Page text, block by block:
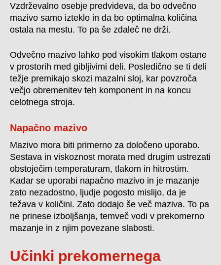
Vzdrževalno osebje predvideva, da bo odvečno
mazivo samo izteklo in da bo optimalna količina
ostala na mestu. To pa še zdaleč ne drži.
Odvečno mazivo lahko pod visokim tlakom ostane
v prostorih med gibljivimi deli. Posledično se ti deli
težje premikajo skozi mazalni sloj, kar povzroča
večjo obremenitev teh komponent in na koncu
celotnega stroja.
Napačno mazivo
Mazivo mora biti primerno za določeno uporabo.
Sestava in viskoznost morata med drugim ustrezati
obstoječim temperaturam, tlakom in hitrostim.
Kadar se uporabi napačno mazivo in je mazanje
zato nezadostno, ljudje pogosto mislijo, da je
težava v količini. Zato dodajo še več maziva. To pa
ne prinese izboljšanja, temveč vodi v prekomerno
mazanje in z njim povezane slabosti.
Učinki prekomernega